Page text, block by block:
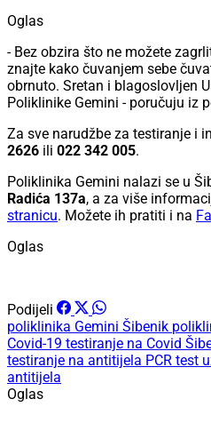
Oglas
- Bez obzira što ne možete
znajte kako čuvanjem sebe
obrnuto. Sretan i blagoslovljen
Poliklinike Gemini - poručuju iz
Za sve narudžbe za testiranje i
2626 ili 022 342 005.
Poliklinika Gemini nalazi se u
Radića 137a, a za više
stranicu. Možete ih pratiti i na
Oglas
Podijeli
poliklinika Gemini Šibenik
Covid-19 testiranje na Covid
testiranje na antitijela PCR test
antitijela
Oglas